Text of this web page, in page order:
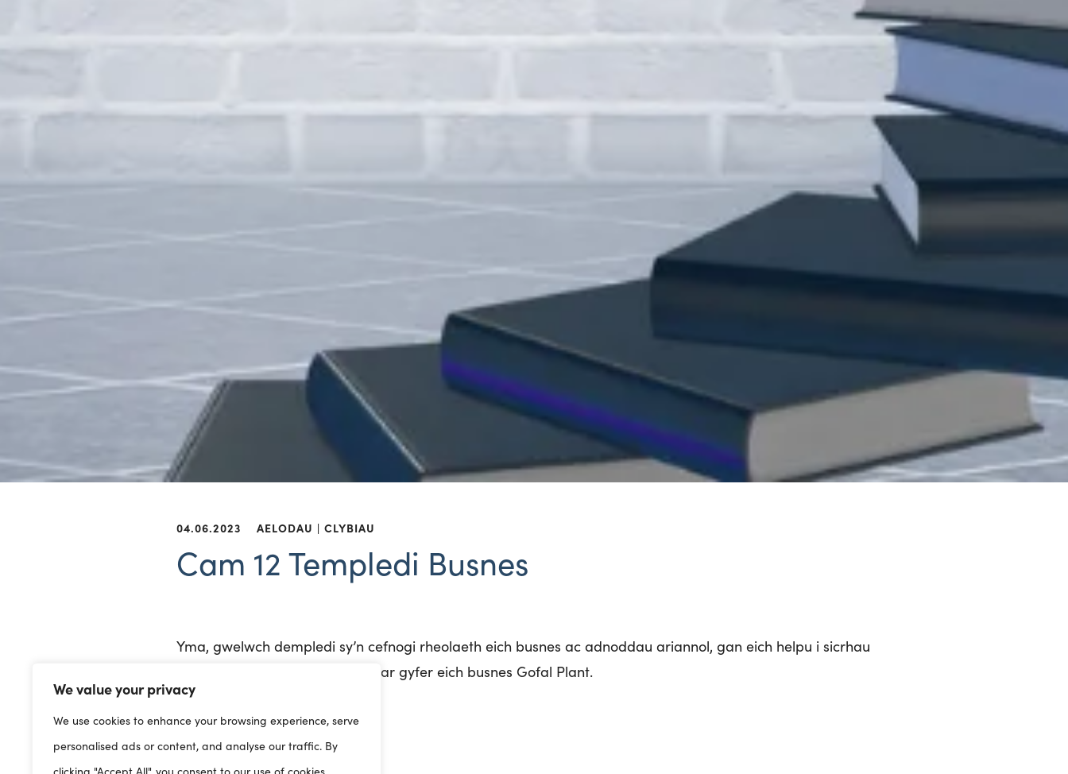
We value your privacy
We use cookies to enhance your browsing experience, serve
personalised ads or content, and analyse our traffic. By
04.06.2023 AELODAU CLYBIAU
Cam 12 Templedi Busnes
Yma, gwelwch dempledi sy’n cefnogi rheolaeth eich busnes ac adnoddau ariannol, gan eich helpu i sicrhau
ar gyfer eich busnes Gofal Plant.